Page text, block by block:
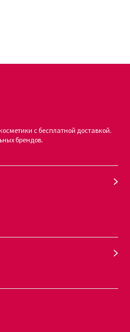
с бесплатной доставкой.
брендов.